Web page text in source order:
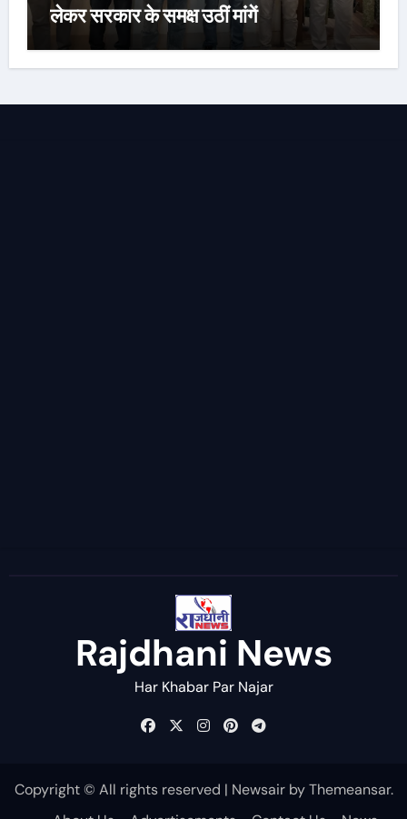
लेकर सरकार के समक्ष उठीं मांगें
Rajdhani News
Har Khabar Par Najar
Copyright © All rights reserved | NewsairbyThemeansar.